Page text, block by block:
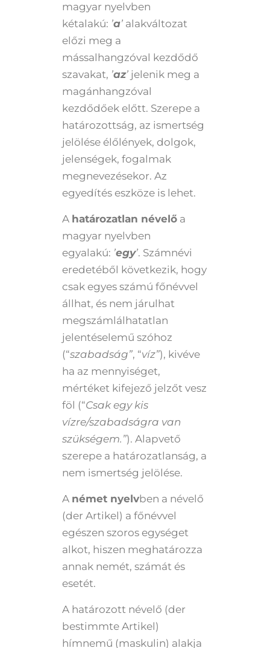
magyar nyelvben
kétalakú: ’a’alakváltozat
előzi meg a
mássalhangzóval kezdődő
szavakat, ’az’jelenik meg a
magánhangzóval
kezdődőek előtt. Szerepe a
határozottság, az ismertség
jelölése élőlények, dolgok,
jelenségek, fogalmak
megnevezésekor. Az
egyedítés eszköze is lehet.
A határozatlan névelőa
magyar nyelvben
egyalakú: ’egy’. Számnévi
eredetéből következik, hogy
csak egyes számú főnévvel
állhat, és nem járulhat
megszámlálhatatlan
jelentéselemű szóhoz
(“szabadság”, “víz”), kivéve
ha az mennyiséget,
mértéket kifejező jelzőt vesz
föl (“Csak egy kis
vízre/szabadságra van
szükségem.”). Alapvető
szerepe a határozatlanság, a
nem ismertség jelölése.
A német nyelvben a névelő
(der Artikel) a főnévvel
egészen szoros egységet
alkot, hiszen meghatározza
annak nemét, számát és
esetét.
A határozott névelő (der
bestimmte Artikel)
hímnemű (maskulin) alakja